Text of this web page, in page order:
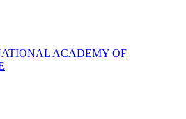
ACADEMY OF